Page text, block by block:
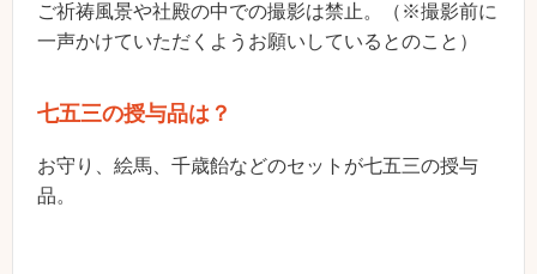
ご祈祷風景や社殿の中での撮影は禁止。（※撮影前に
一声かけていただくようお願いしているとのこと）
七五三の授与品は？
お守り、絵馬、千歳飴などのセットが七五三の授与
品。